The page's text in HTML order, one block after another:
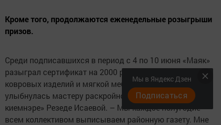
Кроме того, продолжаются еженедельные розыгрыши
призов.
Среди подписавшихся в период с 4 по 10 июня «Маяк»
разыграл сертификат на 2000 руб. на химчистку
ковровых изделий и мягкой мебели. На этот раз удача
улыбнулась мастеру раскройного цеха «Азнакай
киемнэре» Резеде Исаевой. – Мы каждое полугодие
всем коллективом выписываем районную газету. Мне
Мы в Яндекс Дзен
Подписаться